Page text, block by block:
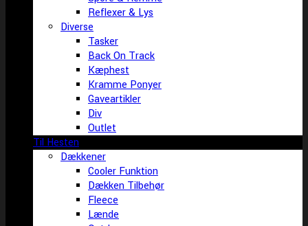
Reflexer & Lys
Diverse
Tasker
Back On Track
Kæphest
Kramme Ponyer
Gaveartikler
Div
Outlet
Til Hesten
Dækkener
Cooler Funktion
Dækken Tilbehør
Fleece
Lænde